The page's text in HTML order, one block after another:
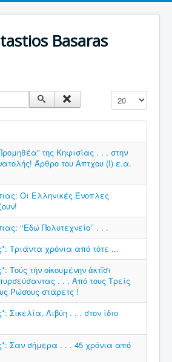
Basaras
Display #
της Κηφισίας . . . στην
Άρθρο του Απτχου (Ι) ε.α.
Οι Ελληνικές Ένοπλες
‘‘Εδώ Πολυτεχνείο’’ . . .
Τριάντα χρόνια από τότε ...
Τούς τήν οἰκουμένην ἀκτῖσι
. . . Από τους Τρείς
Ρώσους στάρετς !
Σικελία, Λιβύη . . . στον ίδιο
Σαν σήμερα . . . 45 χρόνια από